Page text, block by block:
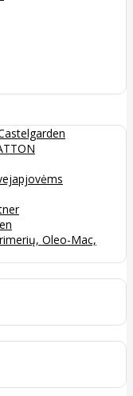
Oleo-Mac,